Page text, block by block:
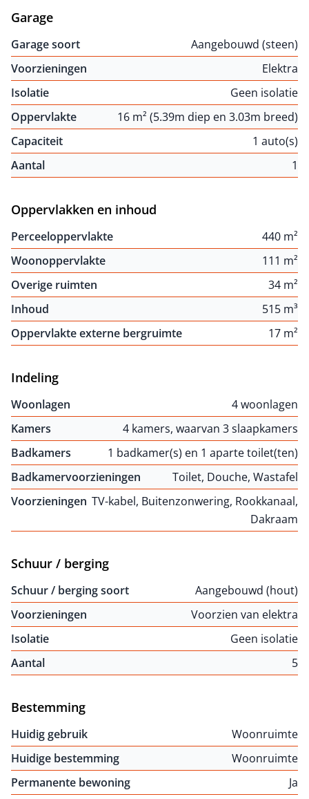
Garage
Garage soort
Aangebouwd (steen)
Voorzieningen
Elektra
Isolatie
Geen isolatie
Oppervlakte
16 m² (5.39m diep en 3.03m breed)
Capaciteit
1 auto(s)
Aantal
1
Oppervlakken en inhoud
Perceeloppervlakte
440 m²
Woonoppervlakte
111 m²
Overige ruimten
34 m²
Inhoud
515 m³
Oppervlakte externe bergruimte
17 m²
Indeling
Woonlagen
4 woonlagen
Kamers
4 kamers, waarvan 3 slaapkamers
Badkamers
1 badkamer(s) en 1 aparte toilet(ten)
Badkamervoorzieningen
Toilet, Douche, Wastafel
Voorzieningen TV-kabel, Buitenzonwering, Rookkanaal,
Dakraam
Schuur / berging
Schuur / berging soort
Aangebouwd (hout)
Voorzieningen
Voorzien van elektra
Isolatie
Geen isolatie
Aantal
5
Bestemming
Huidig gebruik
Woonruimte
Huidige bestemming
Woonruimte
Permanente bewoning
Ja